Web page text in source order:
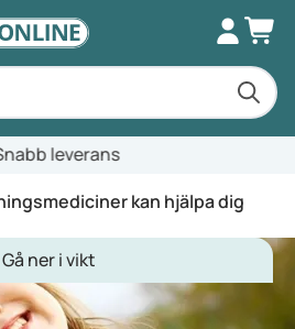
kan hjälpa dig
Gå ner i vikt